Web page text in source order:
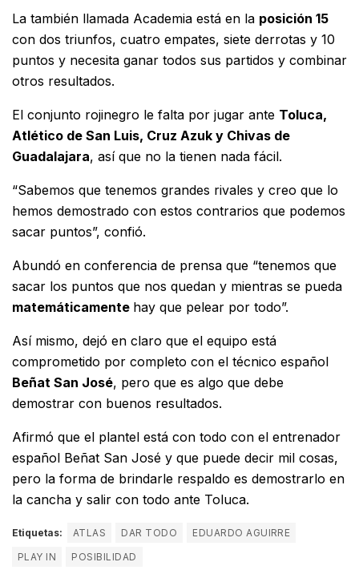
La también llamada Academia está en la posición 15
con dos triunfos, cuatro empates, siete derrotas y 10
puntos y necesita ganar todos sus partidos y combinar
otros resultados.
El conjunto rojinegro le falta por jugar ante Toluca,
Atlético de San Luis, Cruz Azuk y Chivas de
Guadalajara, así que no la tienen nada fácil.
“Sabemos que tenemos grandes rivales y creo que lo
hemos demostrado con estos contrarios que podemos
sacar puntos”, confió.
Abundó en conferencia de prensa que “tenemos que
sacar los puntos que nos quedan y mientras se pueda
matemáticamente hay que pelear por todo”.
Así mismo, dejó en claro que el equipo está
comprometido por completo con el técnico español
Beñat San José, pero que es algo que debe
demostrar con buenos resultados.
Afirmó que el plantel está con todo con el entrenador
español Beñat San José y que puede decir mil cosas,
pero la forma de brindarle respaldo es demostrarlo en
la cancha y salir con todo ante Toluca.
Etiquetas: ATLAS DAR TODO
EDUARDO AGUIRRE
PLAY IN
POSIBILIDAD